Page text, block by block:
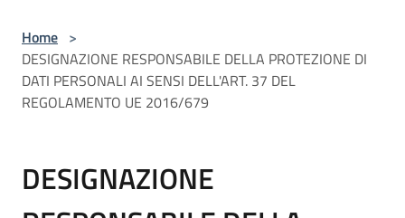
Home >
DESIGNAZIONE RESPONSABILE DELLA PROTEZIONE DI
DATI PERSONALI AI SENSI DELL'ART. 37 DEL
REGOLAMENTO UE 2016/679
DESIGNAZIONE